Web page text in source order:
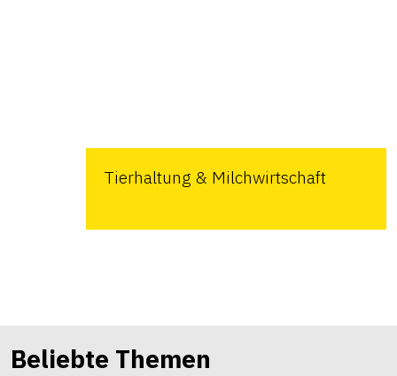
Tierhaltung & Milchwirtschaft
Beliebte Themen